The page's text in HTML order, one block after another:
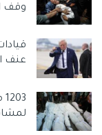
وقف
عنف
لمشافي